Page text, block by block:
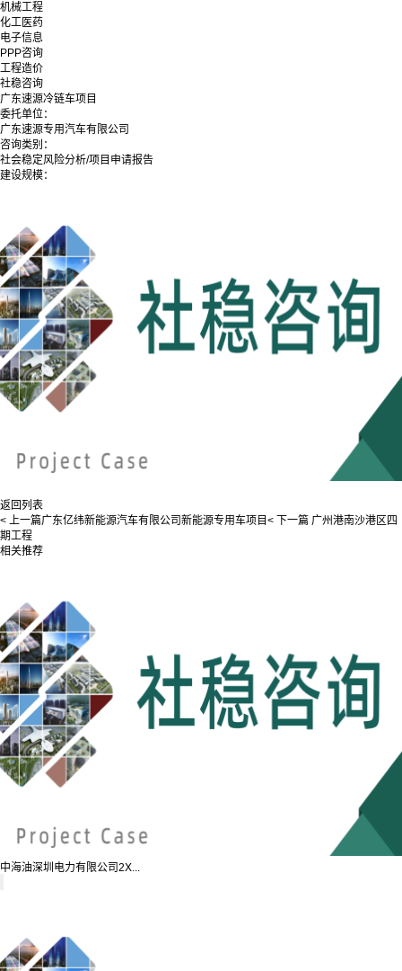
机械工程
化工医药
电子信息
PPP咨询
工程造价
社稳咨询
广东速源冷链车项目
委托单位：
广东速源专用汽车有限公司
咨询类别：
社会稳定风险分析/项目申请报告
建设规模：
返回列表
< 上一篇广东亿纬新能源汽车有限公司新能源专用车项目 < 下一篇 广州港南沙港区四
期工程
相关推荐
中海油深圳电力有限公司2X...